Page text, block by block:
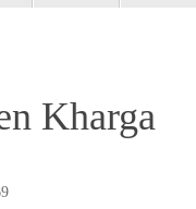
Kharga